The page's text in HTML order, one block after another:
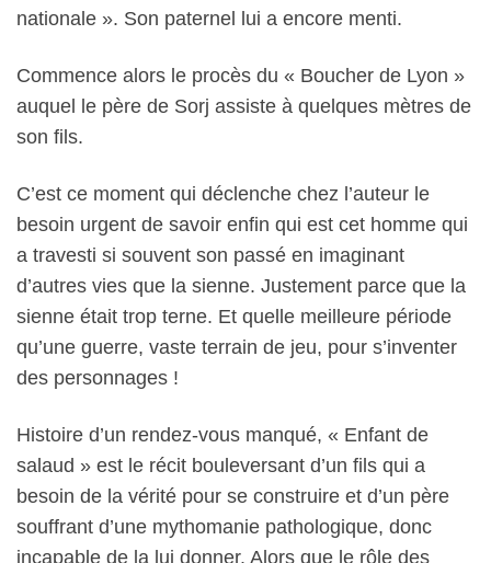
nationale ». Son paternel lui a encore menti.
Commence alors le procès du « Boucher de Lyon »
auquel le père de Sorj assiste à quelques mètres de
son fils.
C’est ce moment qui déclenche chez l’auteur le
besoin urgent de savoir enfin qui est cet homme qui
a travesti si souvent son passé en imaginant
d’autres vies que la sienne. Justement parce que la
sienne était trop terne. Et quelle meilleure période
qu’une guerre, vaste terrain de jeu, pour s’inventer
des personnages !
Histoire d’un rendez-vous manqué, « Enfant de
salaud » est le récit bouleversant d’un fils qui a
besoin de la vérité pour se construire et d’un père
souffrant d’une mythomanie pathologique, donc
incapable de la lui donner. Alors que le rôle des